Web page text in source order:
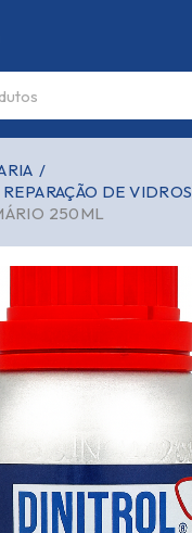
/
DE VIDROS
250ML